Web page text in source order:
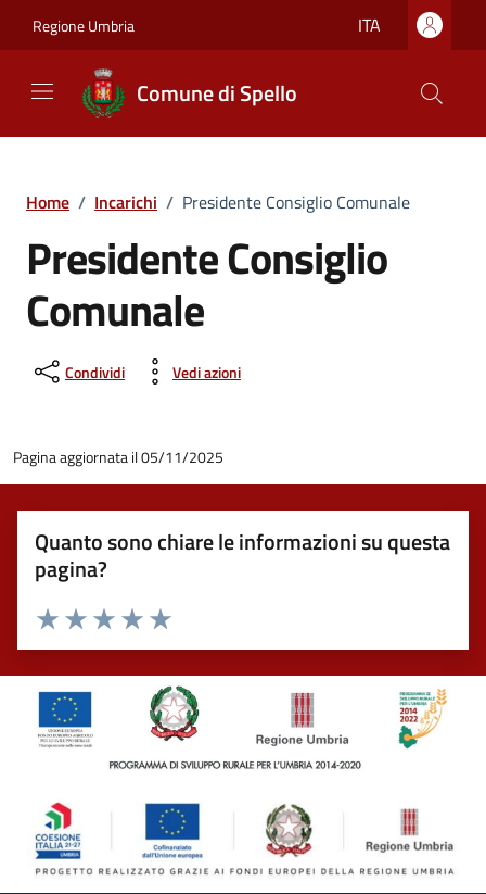
Regione Umbria ITA
Comune di Spello
Home / Incarichi / Presidente Consiglio Comunale
Presidente Consiglio
Comunale
Condividi Vedi azioni
Pagina aggiornata il 05/11/2025
Quanto sono chiare le informazioni su questa
pagina?
Valuta 5 stelle su 5
Valuta 4 stelle su 5
Valuta 3 stelle su 5
Valuta 2 stelle su 5
Valuta 1 stelle su 5